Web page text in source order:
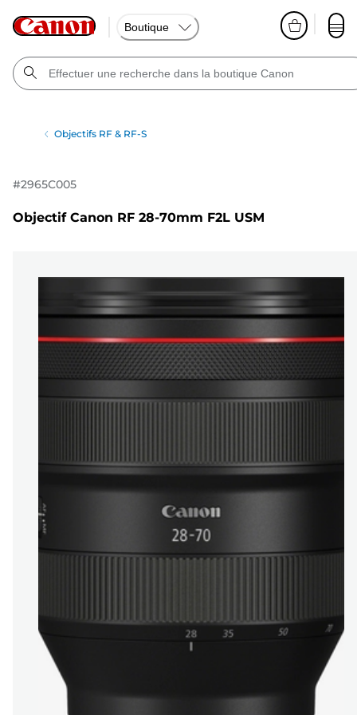
Boutique
Objectifs RF & RF-S
#2965C005
Objectif Canon RF 28-70mm F2L USM